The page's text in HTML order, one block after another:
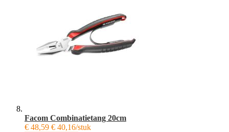
Facom Combinatietang 20cm
€ 48,59 € 40,16/stuk